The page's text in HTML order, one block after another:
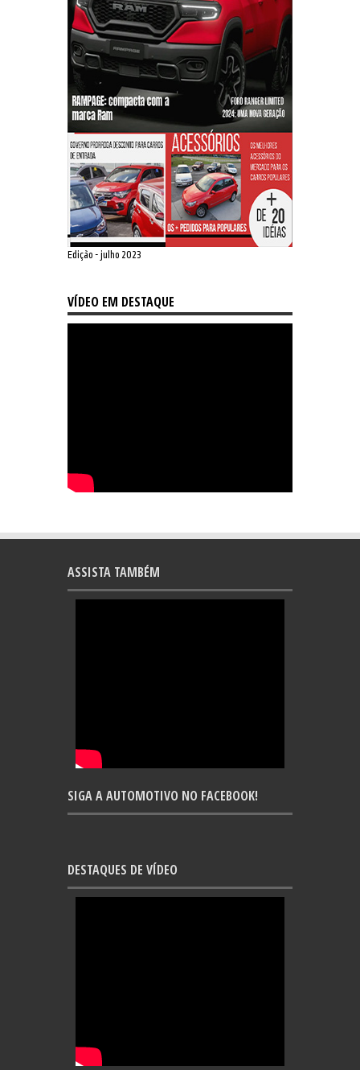
Edição - julho 2023
VÍDEO EM DESTAQUE
ASSISTA TAMBÉM
SIGA A AUTOMOTIVO NO FACEBOOK!
DESTAQUES DE VÍDEO